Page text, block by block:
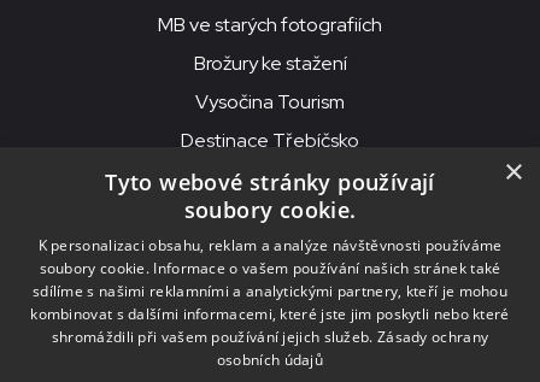
MB ve starých fotografiích
Brožury ke stažení
Vysočina Tourism
Destinace Třebíčsko
© 2026MKS Beseda Mor. Budějovice
MKS Beseda, příspěvková organizace, Purcnerova 62, 676 02
Moravské Budějovice
IČO: 00091758, DIČ: CZ00091758, ID datové schránky: chjn2kd
×
Tyto webové stránky používají
soubory cookie.
K personalizaci obsahu, reklam a analýze návštěvnosti používáme
soubory cookie. Informace o vašem používání našich stránek také
sdílíme s našimi reklamními a analytickými partnery, kteří je mohou
kombinovat s dalšími informacemi, které jste jim poskytli nebo které
shromáždili při vašem používání jejich služeb. Zásady ochrany
osobních údajů